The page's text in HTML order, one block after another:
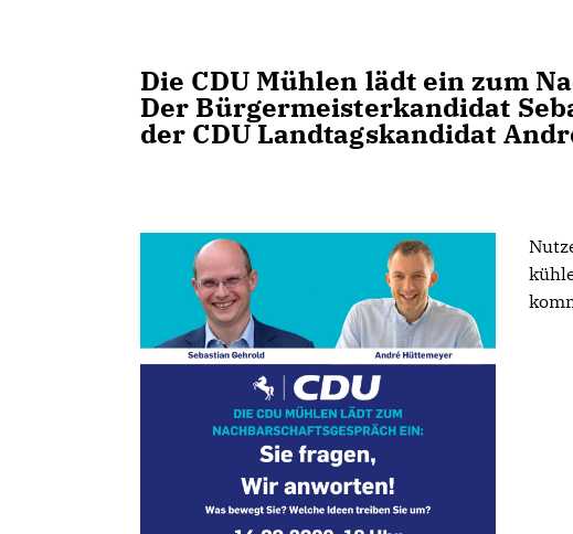
Die CDU Mühlen lädt ein zum
Der Bürgermeisterkandidat
der CDU Landtagskandidat